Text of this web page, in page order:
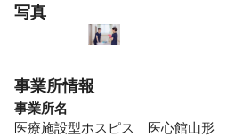
写真
事業所情報
事業所名
医療施設型ホスピス　医心館山形